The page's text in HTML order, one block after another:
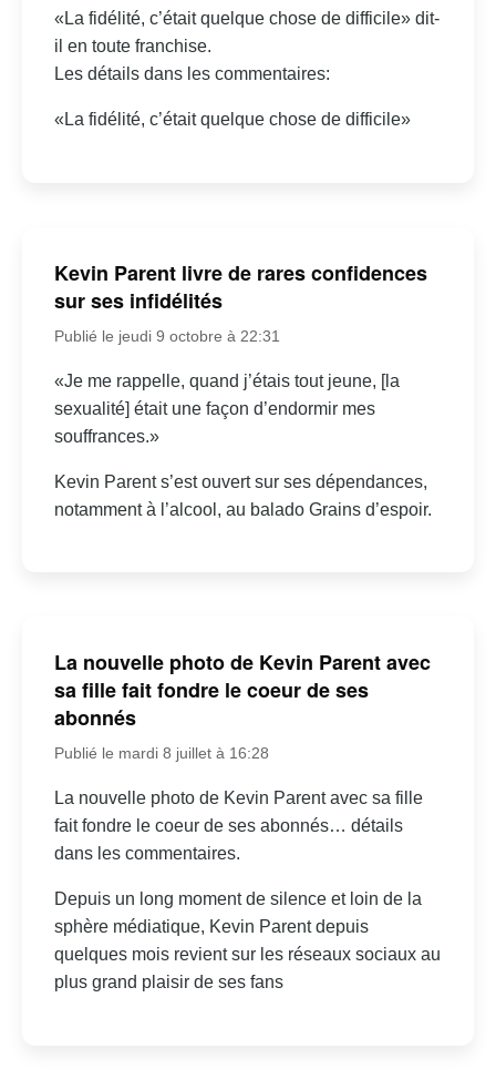
«La fidélité, c’était quelque chose de difficile» dit-
il en toute franchise.
Les détails dans les commentaires:
«La fidélité, c’était quelque chose de difficile»
Kevin Parent livre de rares confidences
sur ses infidélités
Publié le jeudi 9 octobre à 22:31
«Je me rappelle, quand j’étais tout jeune, [la
sexualité] était une façon d’endormir mes
souffrances.»
Kevin Parent s’est ouvert sur ses dépendances,
notamment à l’alcool, au balado Grains d’espoir.
La nouvelle photo de Kevin Parent avec
sa fille fait fondre le coeur de ses
abonnés
Publié le mardi 8 juillet à 16:28
La nouvelle photo de Kevin Parent avec sa fille
fait fondre le coeur de ses abonnés… détails
dans les commentaires.
Depuis un long moment de silence et loin de la
sphère médiatique, Kevin Parent depuis
quelques mois revient sur les réseaux sociaux au
plus grand plaisir de ses fans